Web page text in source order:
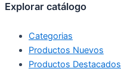
Explorar catálogo
Categorias
Productos Nuevos
Productos Destacados